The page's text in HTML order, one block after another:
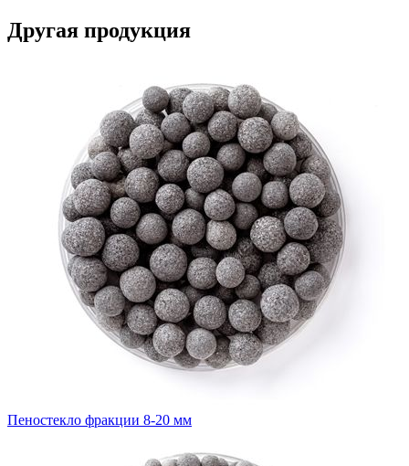
Другая продукция
Пеностекло фракции 8-20 мм